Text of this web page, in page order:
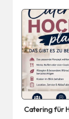
Posted
in
Catering für